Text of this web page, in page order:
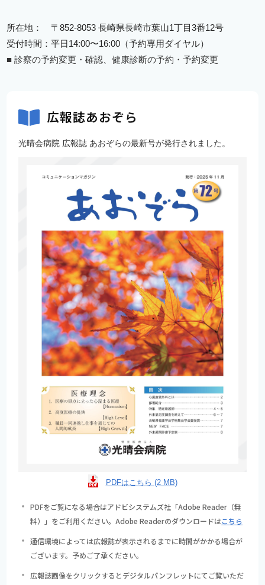
所在地： 〒852-8053 長崎県長崎市葉山1丁目3番12号
受付時間：平日14:00〜16:00（予約専用ダイヤル）
■ 診察の予約変更・確認、健康診断の予約・予約変更
広報誌あおぞら
光晴会病院 広報誌 あおぞらの最新号が発行されました。
PDFはこちら (2 MB)
PDFをご覧になる場合はアドビシステムズ社「Adobe Reader（無
料）」をご利用ください。Adobe Readerのダウンロードはこちら
通信環境によっては広報誌が表示されるまでに時間がかかる場合が
ございます。予めご了承ください。
広報誌画像をクリックするとデジタルパンフレットにてご覧いただ